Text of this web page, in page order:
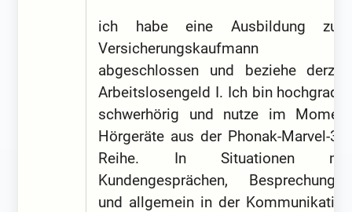
ich habe eine Ausbildung zum
Versicherungskaufmann
abgeschlossen und beziehe derzeit
Arbeitslosengeld I. Ich bin hochgradig
schwerhörig und nutze im Moment
Hörgeräte aus der Phonak-Marvel-30-
Reihe. In Situationen mit
Kundengesprächen, Besprechungen
und allgemein in der Kommunikation